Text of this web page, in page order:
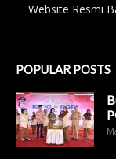
Website Resmi
POPULAR POSTS